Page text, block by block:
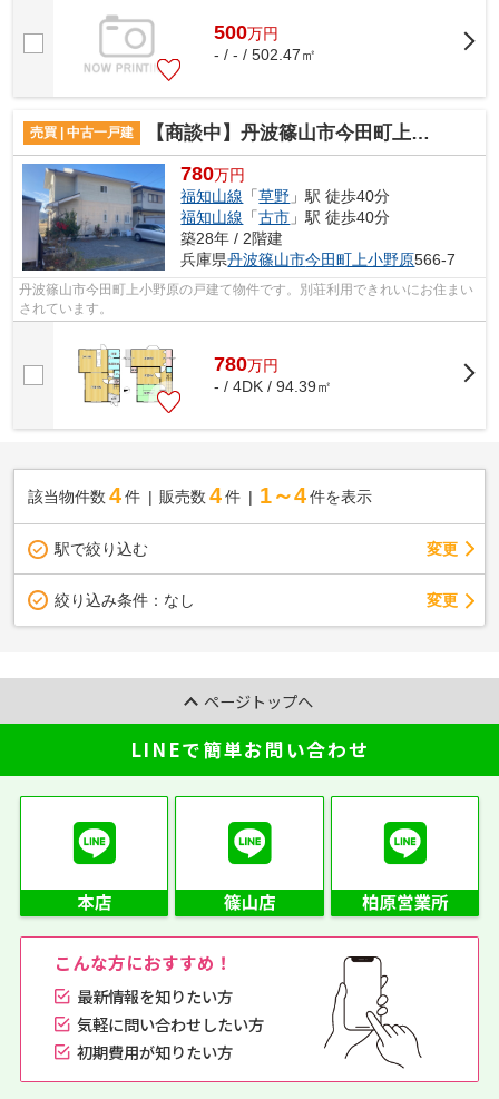
500万円
- / - / 502.47㎡
売買 | 中古一戸建 【商談中】丹波篠山市今田町上小野原 戸建
780万円
福知山線 「草野 」駅 徒歩40分
福知山線 「古市 」駅 徒歩40分
築28年 / 2階建
兵庫県丹波篠山市今田町上小野原566-7
丹波篠山市今田町上小野原の戸建て物件です。別荘利用できれいにお住まい
されています。
780万円
- / 4DK / 94.39㎡
該当物件数 4件 販売数 4 件 1～4 件を表示
駅で絞り込む 変更
絞り込み条件： なし 変更
ページトップへ
LINEで簡単お問い合わせ
こんな方におすすめ！
最新情報を知りたい方
気軽に問い合わせしたい方
初期費用が知りたい方